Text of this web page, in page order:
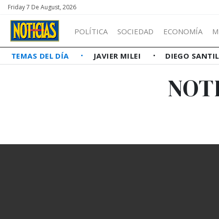
Friday 7 De August, 2026
POLÍTICA SOCIEDAD ECONOMÍA
TEMAS DEL DÍA JAVIER MILEI DIEGO